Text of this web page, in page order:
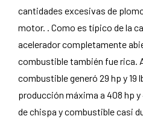
cantidades excesivas de
motor. . Como es típico de la
acelerador completamente
combustible también fue rica.
combustible generó 29 hp y 19
producción máxima a 408 hp
de chispa y combustible casi